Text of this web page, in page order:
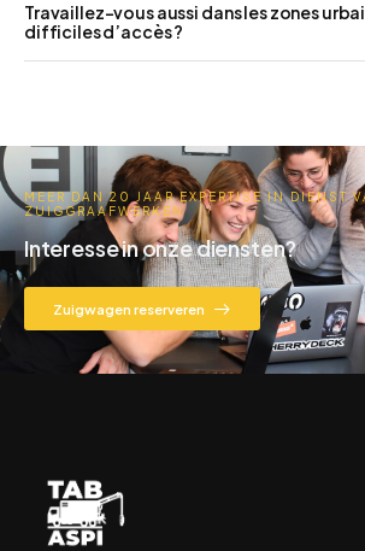
Travaillez-vous aussi dans les zones
difficiles d’accès ?
MEER DAN 20 JAAR EXPERTISE IN DIENST
ZUIGGRAAFWERKEN
Interesse in onze diensten?
Zuigwagen reserveren